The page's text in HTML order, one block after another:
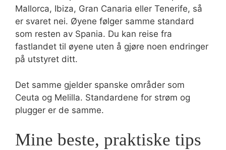
Mallorca, Ibiza, Gran Canaria eller Tenerife, så
er svaret nei. Øyene følger samme standard
som resten av Spania. Du kan reise fra
fastlandet til øyene uten å gjøre noen endringer
på utstyret ditt.
Det samme gjelder spanske områder som
Ceuta og Melilla. Standardene for strøm og
plugger er de samme.
Mine beste, praktiske tips